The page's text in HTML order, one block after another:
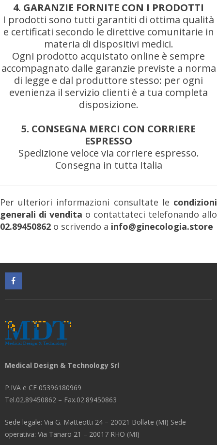
4. GARANZIE FORNITE CON I PRODOTTI
I prodotti sono tutti garantiti di ottima qualità
e certificati secondo le direttive comunitarie in
materia di dispositivi medici.
Ogni prodotto acquistato online è sempre
accompagnato dalle garanzie previste a norma
di legge e dal produttore stesso: per ogni
evenienza il servizio clienti è a tua completa
disposizione.
5. CONSEGNA MERCI CON CORRIERE
ESPRESSO
Spedizione veloce via corriere espresso.
Consegna in tutta Italia
Per ulteriori informazioni consultate le condizioni
generali di vendita o contattateci telefonando allo
02.89450862 o scrivendo a info@ginecologia.store
Medical Design & Technology Srl
P.IVA e CF 05396180969
Tel.02.89450862 – Fax.02.89450863
Sede legale: Via G. Matteotti 24 – 20021 Bollate (MI) Sede
operativa: Via Tanaro 21 – 20017 RHO (MI)